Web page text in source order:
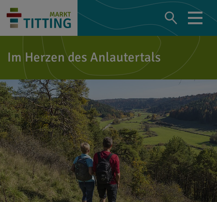
Im Herzen des Anlautertals